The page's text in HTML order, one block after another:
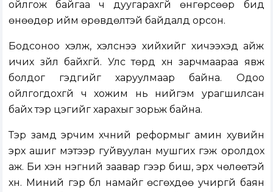
ойлгож байгаа ч дуугарахгүй өнгөрсөөр бид
өнөөдөр ийм өрөвдөлтэй байдалд орсон.
Бодсоноо хэлж, хэлснээ хийхийг хичээхэд айж
ичих зүйл байхгүй. Улс төрд хүн зарчмаараа явж
болдог гэдгийг харуулмаар байна. Одоо
ойлгогдохгүй ч хожим нь нийгэм урагшилсан
байх тэр цэгийг харахыг зорьж байна.
Тэр замд эрчим хүчний реформыг амин хувийн
эрх ашиг мэтээр гуйвуулан мушгих гэж оролдох
аж. Би хэн нэгний заавар үгээр биш, эрх чөлөөтэй
хүн. Миний гэр бүл намайг өсгөхдөө учиргүй баян